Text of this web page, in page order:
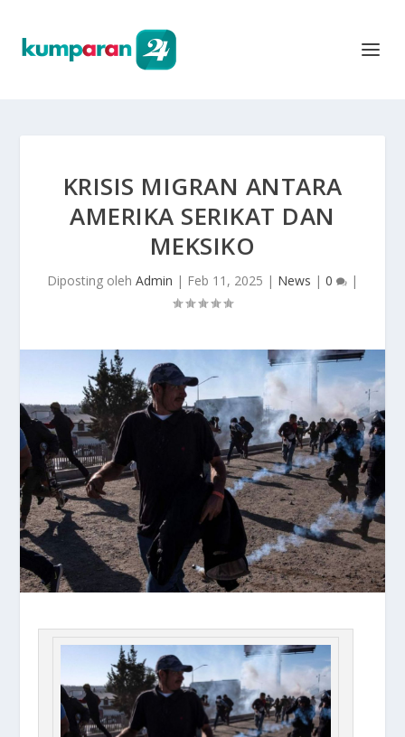
KRISIS MIGRAN ANTARA
AMERIKA SERIKAT DAN
MEKSIKO
Diposting oleh Admin | Feb 11, 2025 | News | 0 |